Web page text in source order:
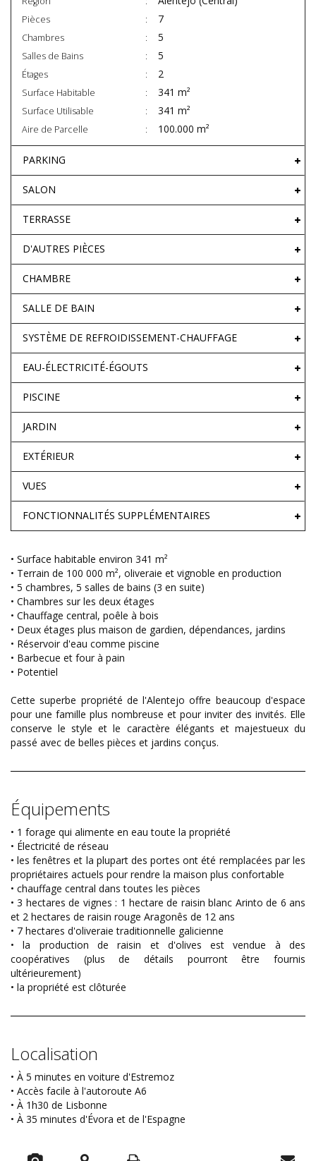
Pièces 7
Chambres 5
Salles de Bains 5
Étages 2
Surface Habitable 341 m²
Surface Utilisable 341 m²
Aire de Parcelle 100.000 m²
PARKING
SALON
TERRASSE
D'AUTRES PIÈCES
CHAMBRE
SALLE DE BAIN
SYSTÈME DE REFROIDISSEMENT-CHAUFFAGE
EAU-ÉLECTRICITÉ-ÉGOUTS
PISCINE
JARDIN
EXTÉRIEUR
VUES
FONCTIONNALITÉS SUPPLÉMENTAIRES
• Surface habitable environ 341 m²
• Terrain de 100 000 m², oliveraie et vignoble en production
• 5 chambres, 5 salles de bains (3 en suite)
• Chambres sur les deux étages
• Chauffage central, poêle à bois
• Deux étages plus maison de gardien, dépendances, jardins
• Réservoir d'eau comme piscine
• Barbecue et four à pain
• Potentiel
Cette superbe propriété de l'Alentejo offre beaucoup d'espace
pour une famille plus nombreuse et pour inviter des invités. Elle
conserve le style et le caractère élégants et majestueux du
passé avec de belles pièces et jardins conçus.
Équipements
• 1 forage qui alimente en eau toute la propriété
• Électricité de réseau
• les fenêtres et la plupart des portes ont été remplacées par les
propriétaires actuels pour rendre la maison plus confortable
• chauffage central dans toutes les pièces
• 3 hectares de vignes : 1 hectare de raisin blanc Arinto de 6 ans
et 2 hectares de raisin rouge Aragonês de 12 ans
• 7 hectares d'oliveraie traditionnelle galicienne
• la production de raisin et d'olives est vendue à des
coopératives (plus de détails pourront être fournis
ultérieurement)
• la propriété est clôturée
Localisation
• À 5 minutes en voiture d'Estremoz
• Accès facile à l'autoroute A6
• À 1h30 de Lisbonne
• À 35 minutes d'Évora et de l'Espagne